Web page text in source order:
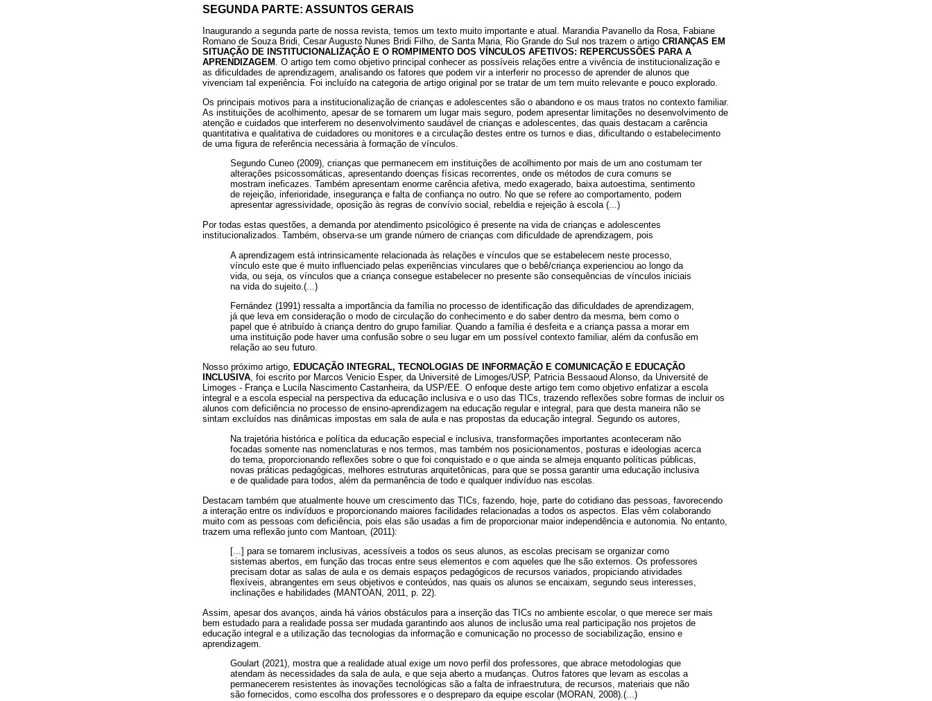
SEGUNDA PARTE: ASSUNTOS GERAIS
Inaugurando a segunda parte de nossa revista, temos um texto muito importante e atual. Marandia Pavanello da Rosa, Fabiane
Romano de Souza Bridi, Cesar Augusto Nunes Bridi Filho, de Santa Maria, Rio Grande do Sul nos trazem o artigo CRIANÇAS EM
SITUAÇÃO DE INSTITUCIONALIZAÇÃO E O ROMPIMENTO DOS VÍNCULOS AFETIVOS: REPERCUSSÕES PARA A
APRENDIZAGEM . O artigo tem como objetivo principal conhecer as possíveis relações entre a vivência de institucionalização e
as dificuldades de aprendizagem, analisando os fatores que podem vir a interferir no processo de aprender de alunos que
vivenciam tal experiência. Foi incluído na categoria de artigo original por se tratar de um tem muito relevante e pouco explorado.
Os principais motivos para a institucionalização de crianças e adolescentes são o abandono e os maus tratos no contexto familiar.
As instituições de acolhimento, apesar de se tornarem um lugar mais seguro, podem apresentar limitações no desenvolvimento de
atenção e cuidados que interferem no desenvolvimento saudável de crianças e adolescentes, das quais destacam a carência
quantitativa e qualitativa de cuidadores ou monitores e a circulação destes entre os turnos e dias, dificultando o estabelecimento
de uma figura de referência necessária à formação de vínculos.
Segundo Cuneo (2009), crianças que permanecem em instituições de acolhimento por mais de um ano costumam ter
alterações psicossomáticas, apresentando doenças físicas recorrentes, onde os métodos de cura comuns se
mostram ineficazes. Também apresentam enorme carência afetiva, medo exagerado, baixa autoestima, sentimento
de rejeição, inferioridade, insegurança e falta de confiança no outro. No que se refere ao comportamento, podem
apresentar agressividade, oposição às regras de convívio social, rebeldia e rejeição à escola (...)
Por todas estas questões, a demanda por atendimento psicológico é presente na vida de crianças e adolescentes
institucionalizados. Também, observa-se um grande número de crianças com dificuldade de aprendizagem, pois
A aprendizagem está intrinsicamente relacionada às relações e vínculos que se estabelecem neste processo,
vínculo este que é muito influenciado pelas experiências vinculares que o bebê/criança experienciou ao longo da
vida, ou seja, os vínculos que a criança consegue estabelecer no presente são consequências de vínculos iniciais
na vida do sujeito.(...)
Fernández (1991) ressalta a importância da família no processo de identificação das dificuldades de aprendizagem,
já que leva em consideração o modo de circulação do conhecimento e do saber dentro da mesma, bem como o
papel que é atribuído à criança dentro do grupo familiar. Quando a família é desfeita e a criança passa a morar em
uma instituição pode haver uma confusão sobre o seu lugar em um possível contexto familiar, além da confusão em
relação ao seu futuro.
Nosso próximo artigo, EDUCAÇÃO INTEGRAL, TECNOLOGIAS DE INFORMAÇÃO E COMUNICAÇÃO E EDUCAÇÃO
INCLUSIVA, foi escrito por Marcos Venicio Esper, da Université de Limoges/USP, Patricia Bessaoud Alonso, da Université de
Limoges - França e Lucila Nascimento Castanheira, da USP/EE. O enfoque deste artigo tem como objetivo enfatizar a escola
integral e a escola especial na perspectiva da educação inclusiva e o uso das TICs, trazendo reflexões sobre formas de incluir os
alunos com deficiência no processo de ensino-aprendizagem na educação regular e integral, para que desta maneira não se
sintam excluídos nas dinâmicas impostas em sala de aula e nas propostas da educação integral. Segundo os autores,
Na trajetória histórica e política da educação especial e inclusiva, transformações importantes aconteceram não
focadas somente nas nomenclaturas e nos termos, mas também nos posicionamentos, posturas e ideologias acerca
do tema, proporcionando reflexões sobre o que foi conquistado e o que ainda se almeja enquanto políticas públicas,
novas práticas pedagógicas, melhores estruturas arquitetônicas, para que se possa garantir uma educação inclusiva
e de qualidade para todos, além da permanência de todo e qualquer indivíduo nas escolas.
Destacam também que atualmente houve um crescimento das TICs, fazendo, hoje, parte do cotidiano das pessoas, favorecendo
a interação entre os indivíduos e proporcionando maiores facilidades relacionadas a todos os aspectos. Elas vêm colaborando
muito com as pessoas com deficiência, pois elas são usadas a fim de proporcionar maior independência e autonomia. No entanto,
trazem uma reflexão junto com Mantoan, (2011):
[...] para se tornarem inclusivas, acessíveis a todos os seus alunos, as escolas precisam se organizar como
sistemas abertos, em função das trocas entre seus elementos e com aqueles que lhe são externos. Os professores
precisam dotar as salas de aula e os demais espaços pedagógicos de recursos variados, propiciando atividades
flexíveis, abrangentes em seus objetivos e conteúdos, nas quais os alunos se encaixam, segundo seus interesses,
inclinações e habilidades (MANTOAN, 2011, p. 22).
Assim, apesar dos avanços, ainda há vários obstáculos para a inserção das TICs no ambiente escolar, o que merece ser mais
bem estudado para a realidade possa ser mudada garantindo aos alunos de inclusão uma real participação nos projetos de
educação integral e a utilização das tecnologias da informação e comunicação no processo de sociabilização, ensino e
aprendizagem.
Goulart (2021), mostra que a realidade atual exige um novo perfil dos professores, que abrace metodologias que
atendam às necessidades da sala de aula, e que seja aberto a mudanças. Outros fatores que levam as escolas a
permanecerem resistentes às inovações tecnológicas são a falta de infraestrutura, de recursos, materiais que não
são fornecidos, como escolha dos professores e o despreparo da equipe escolar (MORAN, 2008).(...)